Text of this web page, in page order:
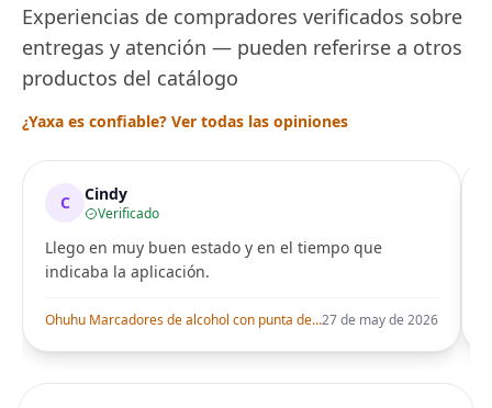
Experiencias de compradores verificados sobre
entregas y atención — pueden referirse a otros
productos del catálogo
¿Yaxa es confiable? Ver todas las opiniones
C Cindy
Verificado
Llego en muy buen estado y en el tiempo que
indicaba la aplicación.
Ohuhu Marcadores de alcohol con punta de pincel – Juego de marcadores artísticos de doble punta con certificación AP para artistas adultos27 de may de 2026